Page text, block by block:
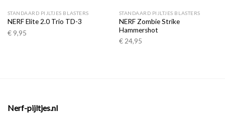
STANDAARD PIJLTJES BLASTERS
NERF Elite 2.0 Trio TD-3
€9,95
STANDAARD PIJLTJES BLASTERS
NERF Zombie Strike
Hammershot
€24,95
Nerf-pijltjes.nl